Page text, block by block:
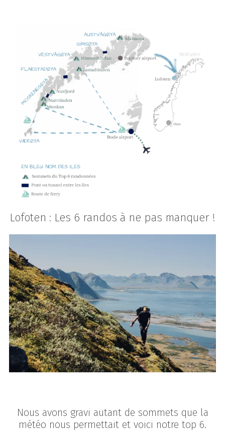
Lofoten : Les 6 randos à ne pas manquer !
Nous avons gravi autant de sommets que la
météo nous permettait et voici notre top 6.